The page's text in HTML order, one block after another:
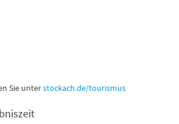
Sie unterstockach.de/tourismus